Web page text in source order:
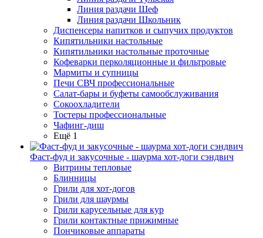
Линия раздачи Шеф
Линия раздачи Школьник
Диспенсеры напитков и сыпучих продуктов
Кипятильники настольные
Кипятильники настольные проточные
Кофеварки перколяционные и фильтровые
Мармиты и супницы
Печи СВЧ профессиональные
Салат-бары и буфеты самообслуживания
Сокоохладители
Тостеры профессиональные
Чафинг-диш
Ещё 1
Фаст-фуд и закусочные - шаурма хот-доги сэндвич
Витрины тепловые
Блинницы
Грили для хот-догов
Грили для шаурмы
Грили карусельные для кур
Грили контактные прижимные
Пончиковые аппараты